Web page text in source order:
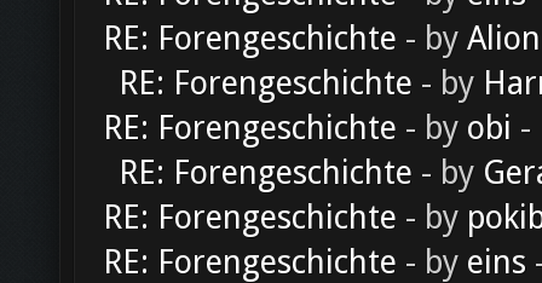
RE: Forengeschichte - by Alion
RE: Forengeschichte - by
RE: Forengeschichte - by obi -
RE: Forengeschichte - by
RE: Forengeschichte - by
RE: Forengeschichte - by eins